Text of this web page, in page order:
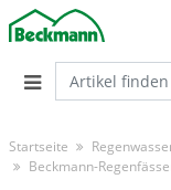
Startseite
Beckmann-